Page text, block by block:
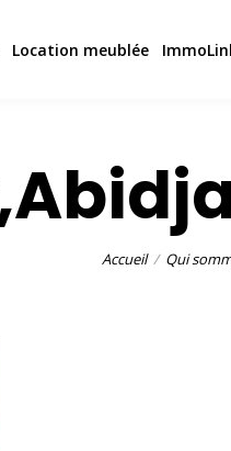
Location meublée
Accueil Qui